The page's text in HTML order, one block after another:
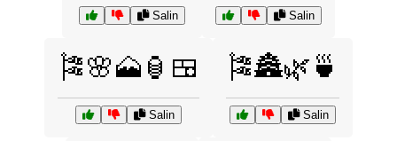
Salin Salin
🎏🌸🗻🏮🍱
Salin
🎏🏯🌿🍵
Salin